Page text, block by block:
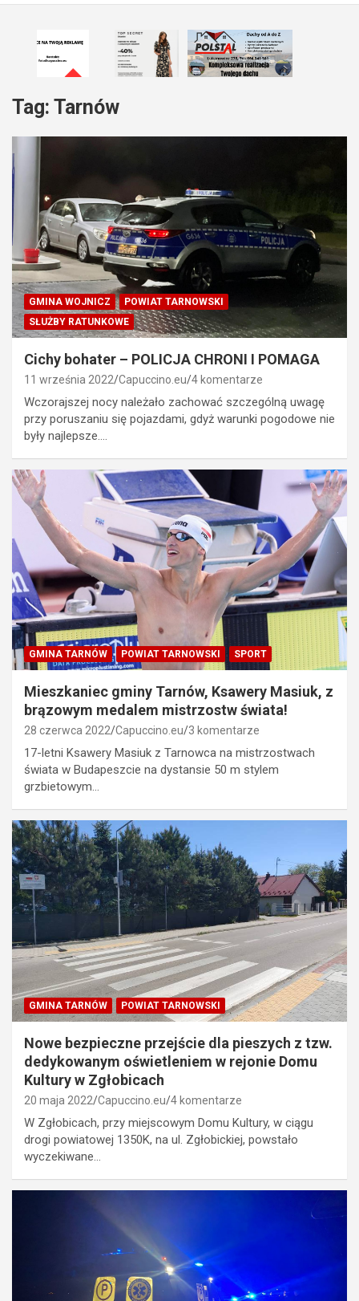
Tag: Tarnów
GMINA WOJNICZ
POWIAT TARNOWSKI
SŁUŻBY RATUNKOWE
Cichy bohater – POLICJA CHRONI I POMAGA
11 września 2022 Capuccino.eu 4 komentarze
Wczorajszej nocy należało zachować szczególną uwagę
przy poruszaniu się pojazdami, gdyż warunki pogodowe nie
były najlepsze.…
GMINA TARNÓW POWIAT TARNOWSKI SPORT
Mieszkaniec gminy Tarnów, Ksawery Masiuk, z
brązowym medalem mistrzostw świata!
28 czerwca 2022 Capuccino.eu 3 komentarze
17-letni Ksawery Masiuk z Tarnowca na mistrzostwach
świata w Budapeszcie na dystansie 50 m stylem
grzbietowym…
GMINA TARNÓW POWIAT TARNOWSKI
Nowe bezpieczne przejście dla pieszych z tzw.
dedykowanym oświetleniem w rejonie Domu
Kultury w Zgłobicach
20 maja 2022 Capuccino.eu 4 komentarze
W Zgłobicach, przy miejscowym Domu Kultury, w ciągu
drogi powiatowej 1350K, na ul. Zgłobickiej, powstało
wyczekiwane…